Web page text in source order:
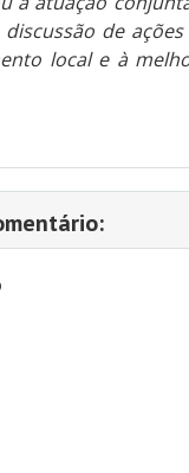
de
local e à